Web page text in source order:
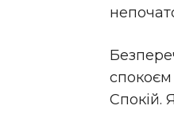
Спокій.